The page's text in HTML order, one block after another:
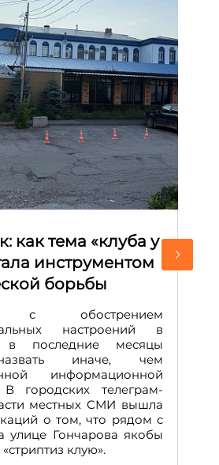
как тема «клуба у
инструментом
борьбы
с обострением
настроений в
в последние месяцы
иначе, чем
информационной
городских телеграм-
местных СМИ вышла
о том, что рядом с
улице Гончарова якобы
клую».